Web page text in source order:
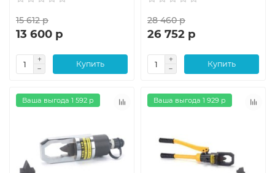
15 612 р
13 600 р
Купить
28 460 р
26 752 р
Купить
Ваша выгода 1 592 р Ваша выгода 1 929 р